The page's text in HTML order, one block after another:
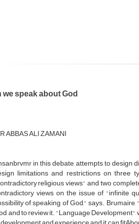
we speak about God
ABBAS ALI ZAMANI
inthisdebate,attempts todesign
limitations and restrictions on three
religiousviews" andtwo
views on the issue of "infinite
ofspeaking ofGod,"says. Brumaire,"
andtoreviewit."LanguageDevelopment",